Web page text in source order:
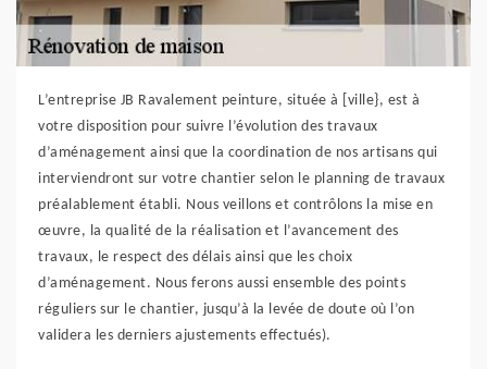
L’entreprise JB Ravalement peinture, située à [ville}, est à
votre disposition pour suivre l’évolution des travaux
d’aménagement ainsi que la coordination de nos artisans qui
interviendront sur votre chantier selon le planning de travaux
préalablement établi. Nous veillons et contrôlons la mise en
œuvre, la qualité de la réalisation et l’avancement des
travaux, le respect des délais ainsi que les choix
d’aménagement. Nous ferons aussi ensemble des points
réguliers sur le chantier, jusqu’à la levée de doute où l’on
validera les derniers ajustements effectués).